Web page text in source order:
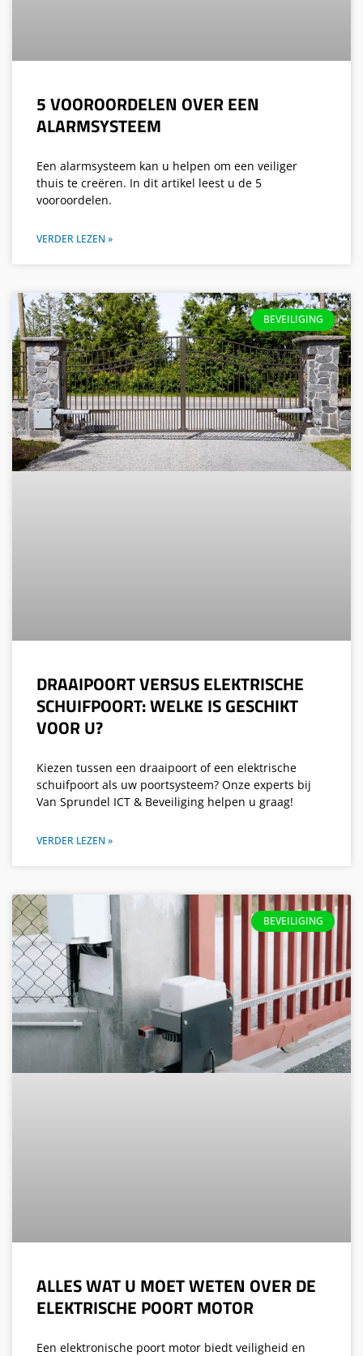
5 VOOROORDELEN OVER EEN
ALARMSYSTEEM
Een alarmsysteem kan u helpen om een veiliger
thuis te creëren. In dit artikel leest u de 5
vooroordelen.
VERDER LEZEN »
BEVEILIGING
DRAAIPOORT VERSUS ELEKTRISCHE
SCHUIFPOORT: WELKE IS GESCHIKT
VOOR U?
Kiezen tussen een draaipoort of een elektrische
schuifpoort als uw poortsysteem? Onze experts bij
Van Sprundel ICT & Beveiliging helpen u graag!
VERDER LEZEN »
BEVEILIGING
ALLES WAT U MOET WETEN OVER DE
ELEKTRISCHE POORT MOTOR
Een elektronische poort motor biedt veiligheid en